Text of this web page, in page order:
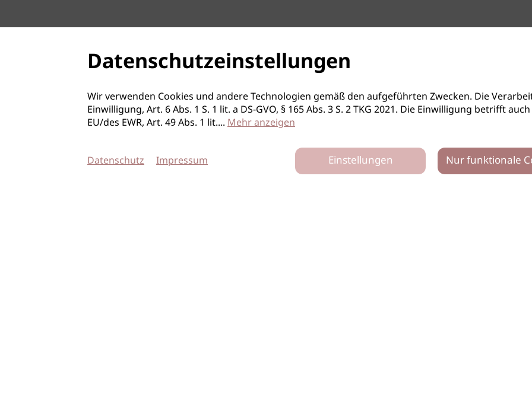
Datenschutzeinstellungen
Wir verwenden Cookies und andere Technologien gemäß den aufgeführten Zwecken. Die
Einwilligung, Art. 6 Abs. 1 S. 1 lit. a DS-GVO, § 165 Abs. 3 S. 2 TKG 2021. Die Einwilligung betrifft
EU/des EWR, Art. 49 Abs. 1 lit.... Mehr anzeigen
Datenschutz Impressum Einstellungen Nur funktionale